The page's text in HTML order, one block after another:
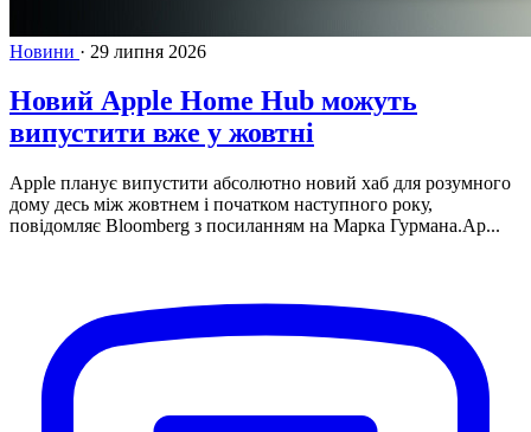
Новини · 29 липня 2026
Новий Apple Home Hub можуть
випустити вже у жовтні
Apple планує випустити абсолютно новий хаб для розумного
дому десь між жовтнем і початком наступного року,
повідомляє Bloomberg з посиланням на Марка Гурмана.Ap...